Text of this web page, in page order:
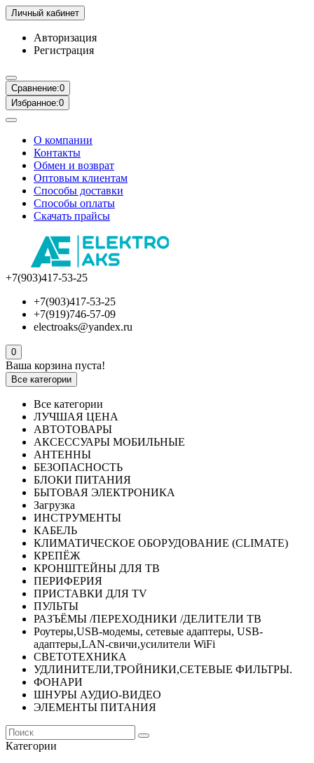
Личный кабинет
Авторизация
Регистрация
Сравнение:0
Избранное:0
О компании
Контакты
Обмен и возврат
Оптовым клиентам
Способы доставки
Способы оплаты
Скачать прайсы
+7(903)417-53-25
+7(903)417-53-25
+7(919)746-57-09
electroaks@yandex.ru
0
Ваша корзина пуста!
Все категории
Все категории
ЛУЧШАЯ ЦЕНА
АВТОТОВАРЫ
АКСЕССУАРЫ МОБИЛЬНЫЕ
АНТЕННЫ
БЕЗОПАСНОСТЬ
БЛОКИ ПИТАНИЯ
БЫТОВАЯ ЭЛЕКТРОНИКА
Загрузка
ИНСТРУМЕНТЫ
КАБЕЛЬ
КЛИМАТИЧЕСКОЕ ОБОРУДОВАНИЕ (CLIMATE)
КРЕПЁЖ
КРОНШТЕЙНЫ ДЛЯ ТВ
ПЕРИФЕРИЯ
ПРИСТАВКИ ДЛЯ TV
ПУЛЬТЫ
РАЗЪЁМЫ /ПЕРЕХОДНИКИ /ДЕЛИТЕЛИ ТВ
Роутеры,USB-модемы, сетевые адаптеры, USB-
адаптеры,LAN-свичи,усилители WiFi
СВЕТОТЕХНИКА
УДЛИНИТЕЛИ,ТРОЙНИКИ,СЕТЕВЫЕ ФИЛЬТРЫ.
ФОНАРИ
ШНУРЫ АУДИО-ВИДЕО
ЭЛЕМЕНТЫ ПИТАНИЯ
Категории